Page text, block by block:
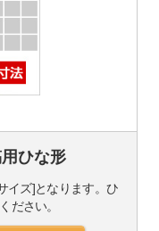
ひな形
イズ]となります。ひ
ださい。